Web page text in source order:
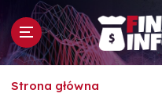
p
To i owo
Strona główna